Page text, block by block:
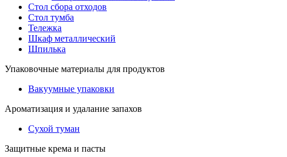
Стол сбора отходов
Стол тумба
Тележка
Шкаф металлический
Шпилька
Упаковочные материалы для продуктов
Вакуумные упаковки
Ароматизация и удалание запахов
Сухой туман
Защитные крема и пасты